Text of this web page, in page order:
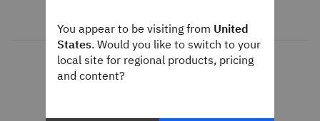
You appear to be visiting from United
States. Would you like to switch to your
local site for regional products, pricing
and content?